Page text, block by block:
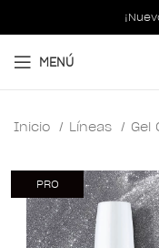
MENÚ
Inicio Líneas Gel
PRO